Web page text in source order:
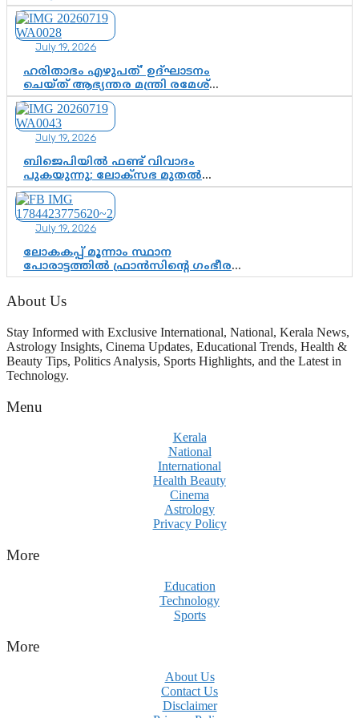
ചിത്തിര തിരുനാൾ മഹാരാജാവിന്റെ
35-ാം നാടുനീങ്ങൽ ദിനം ഇന്ന്
July 19, 2026
ഹരിതാഭം എഴുപത്’ ഉദ്ഘാടനം
ചെയ്ത് ആഭ്യന്തര മന്ത്രി രമേശ്
ചെന്നിത്തല; ആർ. ഹരികുമാറിന്റെ
സപ്തതി ആഘോഷങ്ങൾക്ക്
പ്രൗഢമായ തുടക്കം
July 19, 2026
ബിജെപിയിൽ ഫണ്ട് വിവാദം
പുകയുന്നു; ലോക്സഭ മുതൽ
നിയമസഭ വരെ 140 മണ്ഡലങ്ങളിലെ
ഫണ്ട് വിനിയോഗം
പരിശോധിക്കുമോ? കേന്ദ്രത്തിനും
ആർഎസ്എസിനും കേരള
ഘടകത്തോട് അതൃപ്തി
July 19, 2026
ലോകകപ്പ് മൂന്നാം സ്ഥാന
പോരാട്ടത്തിൽ ഫ്രാൻസിന്റെ ഗംഭീര
തിരിച്ചുവരവ്; ഗോൾവേട്ടയിൽ
മെസ്സിയെ മറികടന്ന് എംബാപ്പെ
About Us
Stay Informed with Exclusive International, National, Kerala News,
Astrology Insights, Cinema Updates, Educational Trends, Health &
Beauty Tips, Politics Analysis, Sports Highlights, and the Latest in
Technology.
Menu
Kerala
National
International
Health Beauty
Cinema
Astrology
Privacy Policy
More
Education
Technology
Sports
More
About Us
Contact Us
Disclaimer